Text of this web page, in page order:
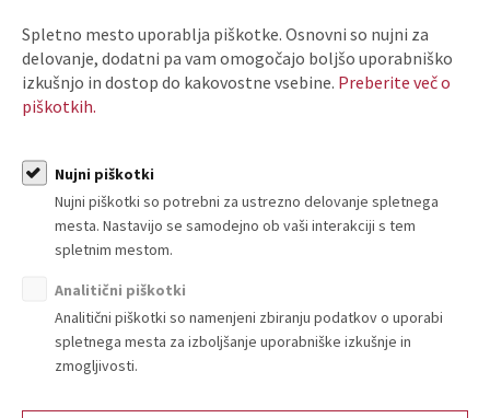
O nas
Kdo smo in kako do nas?
Strokovne komisije in sekcije
Poslanstvo, vrednote, vizija
Principi in področja delovanja
Ključni dokumenti
Zaposlitev
Politika zasebnosti
Spletno mesto uporablja piškotke. Osnovni so nujni za
delovanje, dodatni pa vam omogočajo boljšo uporabniško
izkušnjo in dostop do kakovostne vsebine. Preberite več o
piškotkih.
Nujni piškotki
Nujni piškotki so potrebni za ustrezno delovanje spletnega
mesta. Nastavijo se samodejno ob vaši interakciji s tem
spletnim mestom.
Analitični piškotki
Analitični piškotki so namenjeni zbiranju podatkov o uporabi
spletnega mesta za izboljšanje uporabniške izkušnje in
zmogljivosti.